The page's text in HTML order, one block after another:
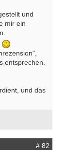
und
mir ein
entsprechen.
und das
# 82